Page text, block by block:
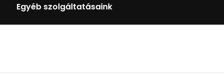
Egyéb szolgáltatásaink